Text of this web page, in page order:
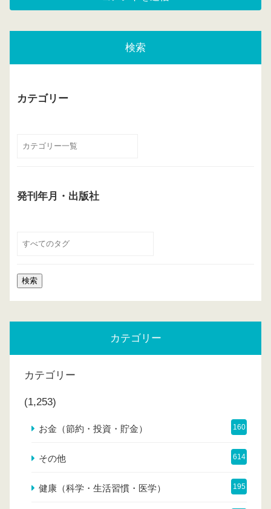
検索
カテゴリー
発刊年月・出版社
カテゴリー
カテゴリー
(1,253)
お金（節約・投資・貯金） 160
その他 614
健康（科学・生活習慣・医学） 195